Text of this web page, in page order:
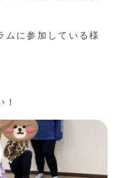
ムに参加している様